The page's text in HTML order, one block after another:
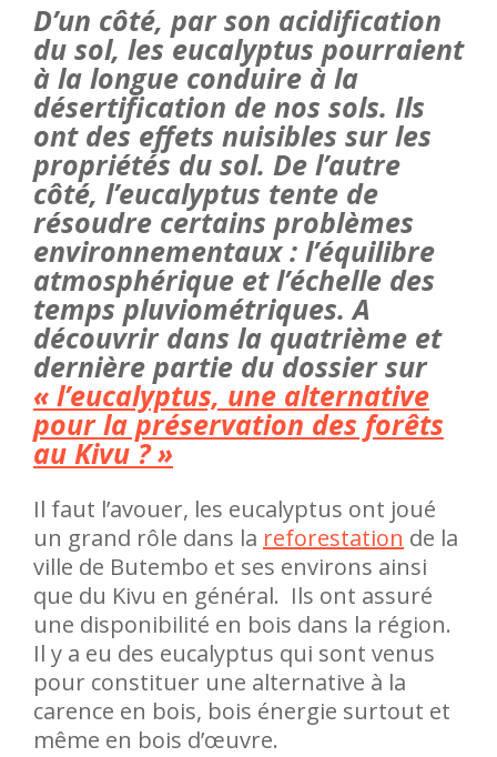
D’un côté, par son acidification
du sol, les eucalyptus pourraient
à la longue conduire à la
désertification de nos sols. Ils
ont des effets nuisibles sur les
propriétés du sol. De l’autre
côté, l’eucalyptus tente de
résoudre certains problèmes
environnementaux : l’équilibre
atmosphérique et l’échelle des
temps pluviométriques. A
découvrir dans la quatrième et
dernière partie du dossier sur
« l’eucalyptus, une alternative
pour la préservation des forêts
au Kivu ? »
Il faut l’avouer, les eucalyptus ont joué
un grand rôle dans la reforestation de la
ville de Butembo et ses environs ainsi
que du Kivu en général. Ils ont assuré
une disponibilité en bois dans la région.
Il y a eu des eucalyptus qui sont venus
pour constituer une alternative à la
carence en bois, bois énergie surtout et
même en bois d’œuvre.